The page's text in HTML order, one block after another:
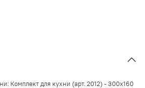
Комплект для кухни (арт. 2012) - 300х160